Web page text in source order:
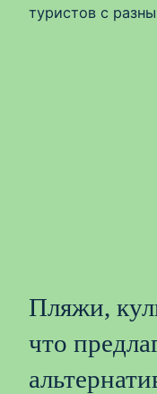
туристов с
Пляжи,
что